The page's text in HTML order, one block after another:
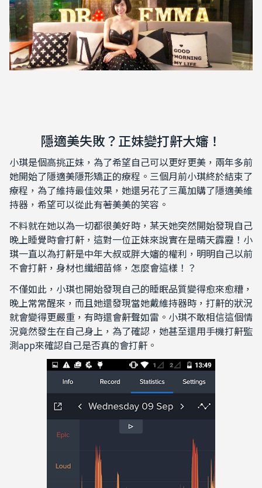
隱適美失敗？正妹變打鼾大嬸！
小琪是個高挑正妹，為了希望自己可以更好更美，兩年多前
她開始了隱適美隱形矯正的療程。三個月前小琪終於結束了
療程，為了維持最佳效果，她還另花了三萬加購了隱適美維
持器，希望可以從此有著美美的笑容。
不料就在她以為一切都很美好時，某天她突然開始發現自己
晚上睡覺時會打鼾，這對一位正妹來說實在是晴天霹靂！小
琪一直以為打鼾是中年大叔或胖大嬸的權利，明明自己以前
不會打鼾，身材也纖細苗條，怎麼會這樣！？
不僅如此，小琪也開始發現自己的睡眠品質變得愈來愈糟，
晚上常常醒來，而且她還發現當她戴維持器時，打鼾的狀況
就會變得更嚴重，有時還會鼾聲如雷。小琪不敢相信這個情
況竟然發生在自己身上，為了確認，她甚至還用手機打鼾監
測app來確認自己是否真的會打鼾。